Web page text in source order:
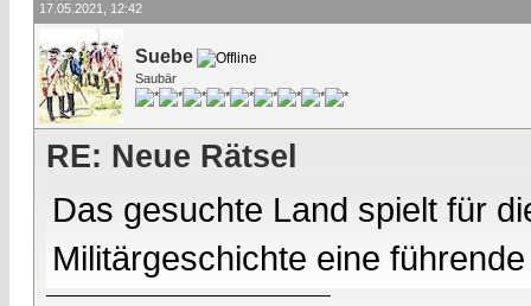
17.05.2021, 12:42
Suebe
Saubär
RE: Neue Rätsel
Das gesuchte Land spielt für
Militärgeschichte eine